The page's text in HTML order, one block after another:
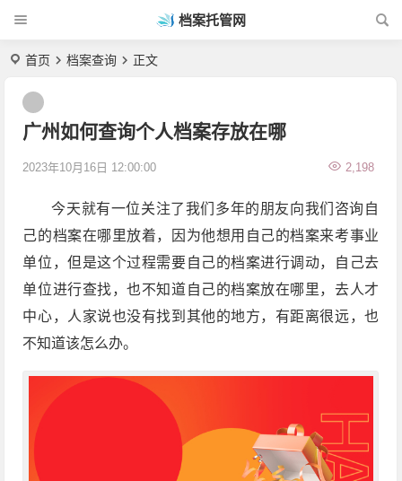
档案托管网
首页 档案查询 正文
广州如何查询个人档案存放在哪
2023年10月16日 12:00:00 2,198
今天就有一位关注了我们多年的朋友向我们咨询自
己的档案在哪里放着，因为他想用自己的档案来考事业
单位，但是这个过程需要自己的档案进行调动，自己去
单位进行查找，也不知道自己的档案放在哪里，去人才
中心，人家说也没有找到其他的地方，有距离很远，也
不知道该怎么办。